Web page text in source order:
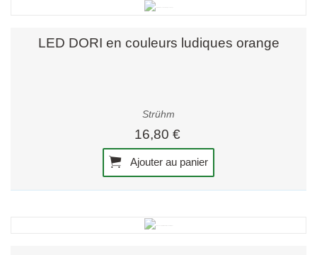
LED DORI en couleurs ludiques orange
Strühm
16,80 €
Ajouter au panier